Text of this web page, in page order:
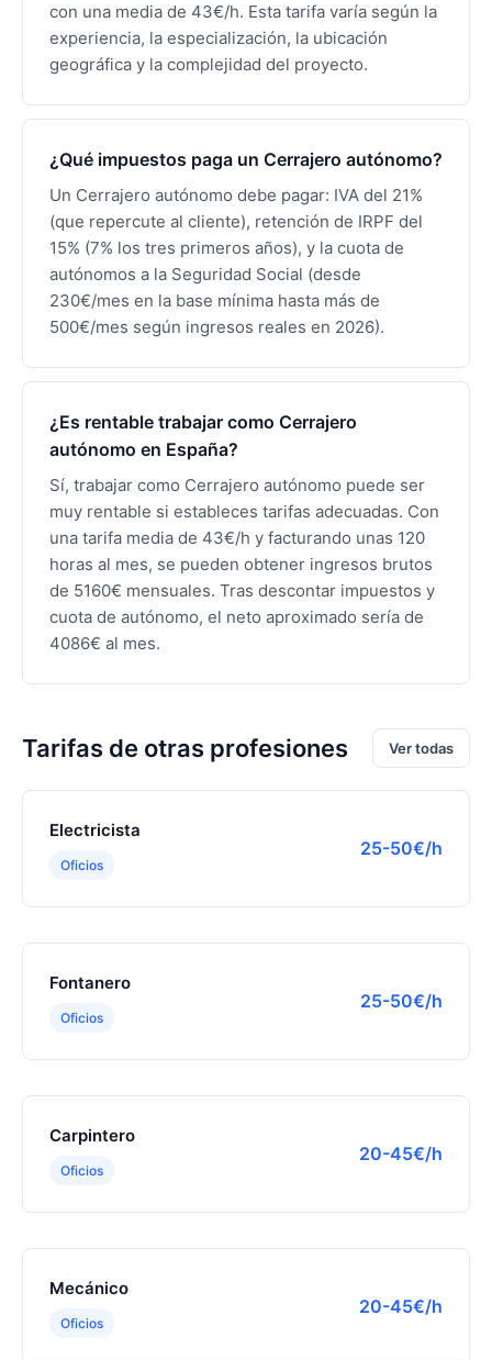
con una media de 43€/h. Esta tarifa varía según la
experiencia, la especialización, la ubicación
geográfica y la complejidad del proyecto.
¿Qué impuestos paga un Cerrajero autónomo?
Un Cerrajero autónomo debe pagar: IVA del 21%
(que repercute al cliente), retención de IRPF del
15% (7% los tres primeros años), y la cuota de
autónomos a la Seguridad Social (desde
230€/mes en la base mínima hasta más de
500€/mes según ingresos reales en 2026).
¿Es rentable trabajar como Cerrajero
autónomo en España?
Sí, trabajar como Cerrajero autónomo puede ser
muy rentable si estableces tarifas adecuadas. Con
una tarifa media de 43€/h y facturando unas 120
horas al mes, se pueden obtener ingresos brutos
de 5160€ mensuales. Tras descontar impuestos y
cuota de autónomo, el neto aproximado sería de
4086€ al mes.
Tarifas de otras profesiones Ver todas
Electricista
Oficios
25-50€/h
Fontanero
Oficios
25-50€/h
Carpintero
Oficios
20-45€/h
Mecánico
Oficios
20-45€/h